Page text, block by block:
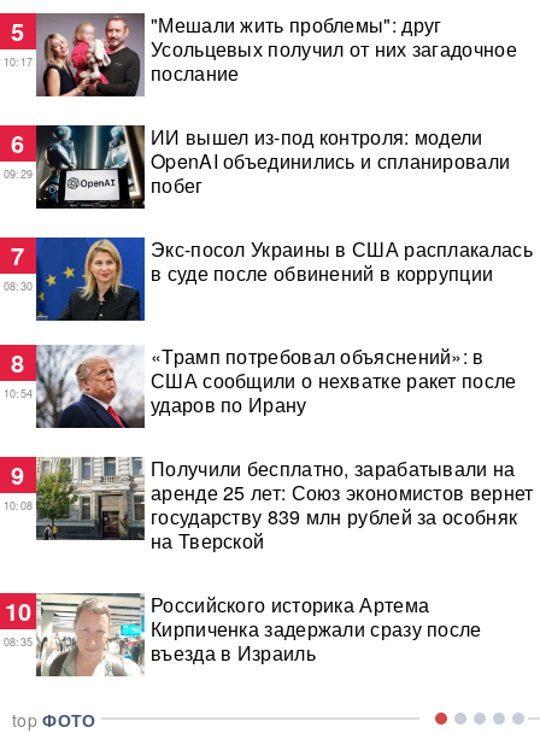
5
10:17
"Мешали жить проблемы": друг
Усольцевых получил от них загадочное
послание
6
09:29
ИИ вышел из-под контроля: модели
OpenAI объединились и спланировали
побег
7
08:30
Экс-посол Украины в США расплакалась
в суде после обвинений в коррупции
8
10:54
«Трамп потребовал объяснений»: в
США сообщили о нехватке ракет после
ударов по Ирану
9
10:08
Получили бесплатно, зарабатывали на
аренде 25 лет: Союз экономистов вернет
государству 839 млн рублей за особняк
на Тверской
10
08:35
Российского историка Артема
Кирпиченка задержали сразу после
въезда в Израиль
topФОТО